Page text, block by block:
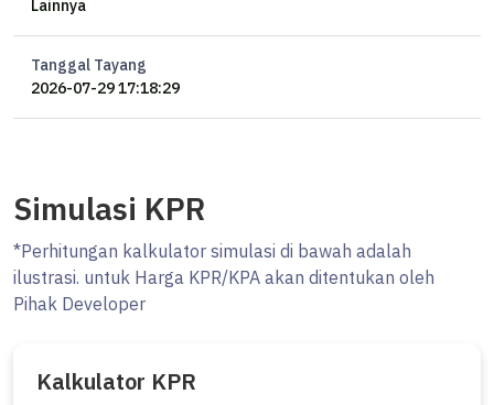
Lainnya
Tanggal Tayang
2026-07-29 17:18:29
Simulasi KPR
*Perhitungan kalkulator simulasi di bawah adalah
ilustrasi. untuk Harga KPR/KPA akan ditentukan oleh
Pihak Developer
Kalkulator KPR